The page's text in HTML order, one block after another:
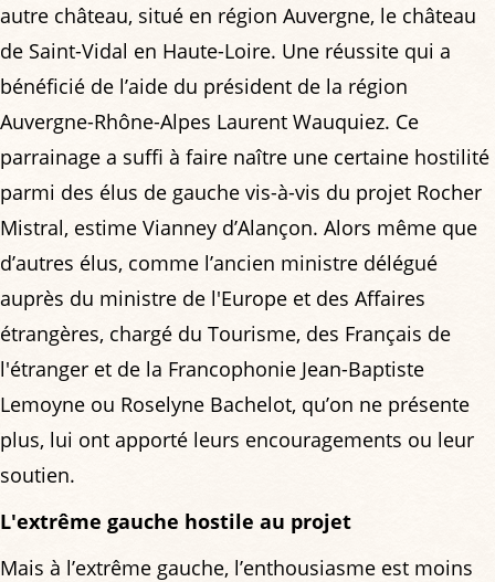
autre château, situé en région Auvergne, le château
de Saint-Vidal en Haute-Loire. Une réussite qui a
bénéficié de l’aide du président de la région
Auvergne-Rhône-Alpes Laurent Wauquiez. Ce
parrainage a suffi à faire naître une certaine hostilité
parmi des élus de gauche vis-à-vis du projet Rocher
Mistral, estime Vianney d’Alançon. Alors même que
d’autres élus, comme l’ancien ministre délégué
auprès du ministre de l'Europe et des Affaires
étrangères, chargé du Tourisme, des Français de
l'étranger et de la Francophonie Jean-Baptiste
Lemoyne ou Roselyne Bachelot, qu’on ne présente
plus, lui ont apporté leurs encouragements ou leur
soutien.
L'extrême gauche hostile au projet
Mais à l’extrême gauche, l’enthousiasme est moins